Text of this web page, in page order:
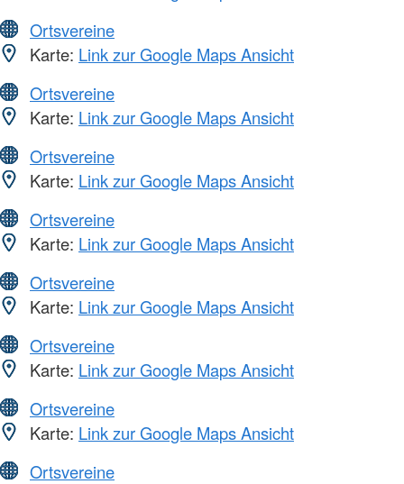
Ortsvereine
Karte: Link zur Google Maps Ansicht
Ortsvereine
Karte: Link zur Google Maps Ansicht
Ortsvereine
Karte: Link zur Google Maps Ansicht
Ortsvereine
Karte: Link zur Google Maps Ansicht
Ortsvereine
Karte: Link zur Google Maps Ansicht
Ortsvereine
Karte: Link zur Google Maps Ansicht
Ortsvereine
Karte: Link zur Google Maps Ansicht
Ortsvereine